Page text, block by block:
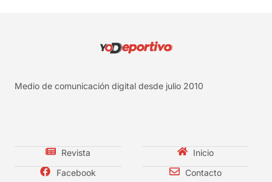
Medio de comunicación digital desde julio 2010
Revista
Facebook
Inicio
Contacto